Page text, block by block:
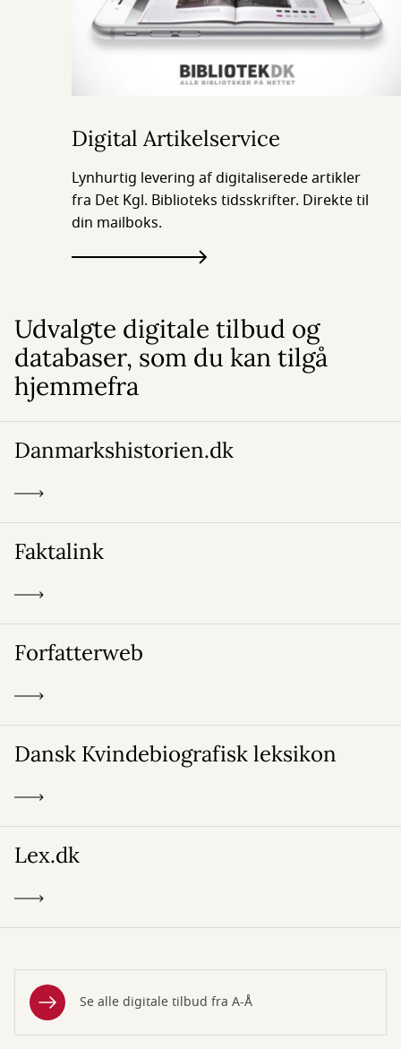
Digital Artikelservice
Lynhurtig levering af digitaliserede artikler
fra Det Kgl. Biblioteks tidsskrifter. Direkte til
din mailboks.
Udvalgte digitale tilbud og
databaser, som du kan tilgå
hjemmefra
Danmarkshistorien.dk
Faktalink
Forfatterweb
Dansk Kvindebiografisk leksikon
Lex.dk
Se alle digitale tilbud fra A-Å